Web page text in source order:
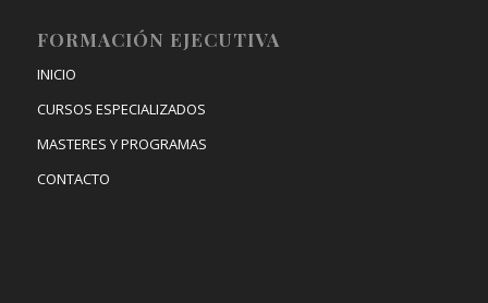
FORMACIÓN EJECUTIVA
INICIO
CURSOS ESPECIALIZADOS
MASTERES Y PROGRAMAS
CONTACTO